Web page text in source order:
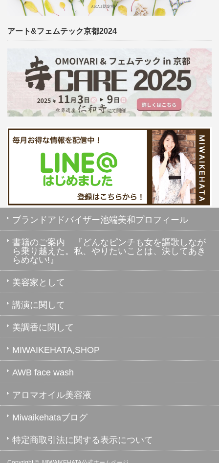
アート&フェムテック京都2024
ブランドアドバイザー池端美和プロフィール
書籍のご案内 『どんなピンチも女を謳歌しなが
ら乗り越えた。私、やりたいことは、決してあき
らめない!』
美容家として
講演に関して
美調香に関して
MIWAIKEHATA,SHOP
AWB face wash
アロマオイル美容液
Miwaikehataブログ
特定商取引法に関する表示について